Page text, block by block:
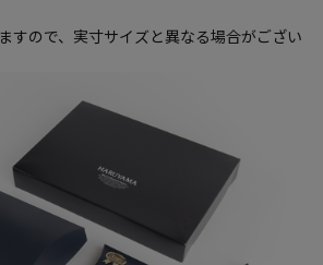
すので、実寸サイズと異なる場合がござい